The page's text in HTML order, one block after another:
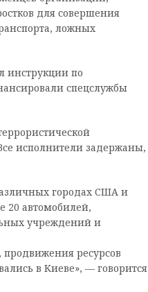
для совершения
ложных
инструкции по
спецслужбы
исполнители задержаны,
городах США и
20 автомобилей,
учреждений и
продвижения ресурсов
в Киеве», — говорится